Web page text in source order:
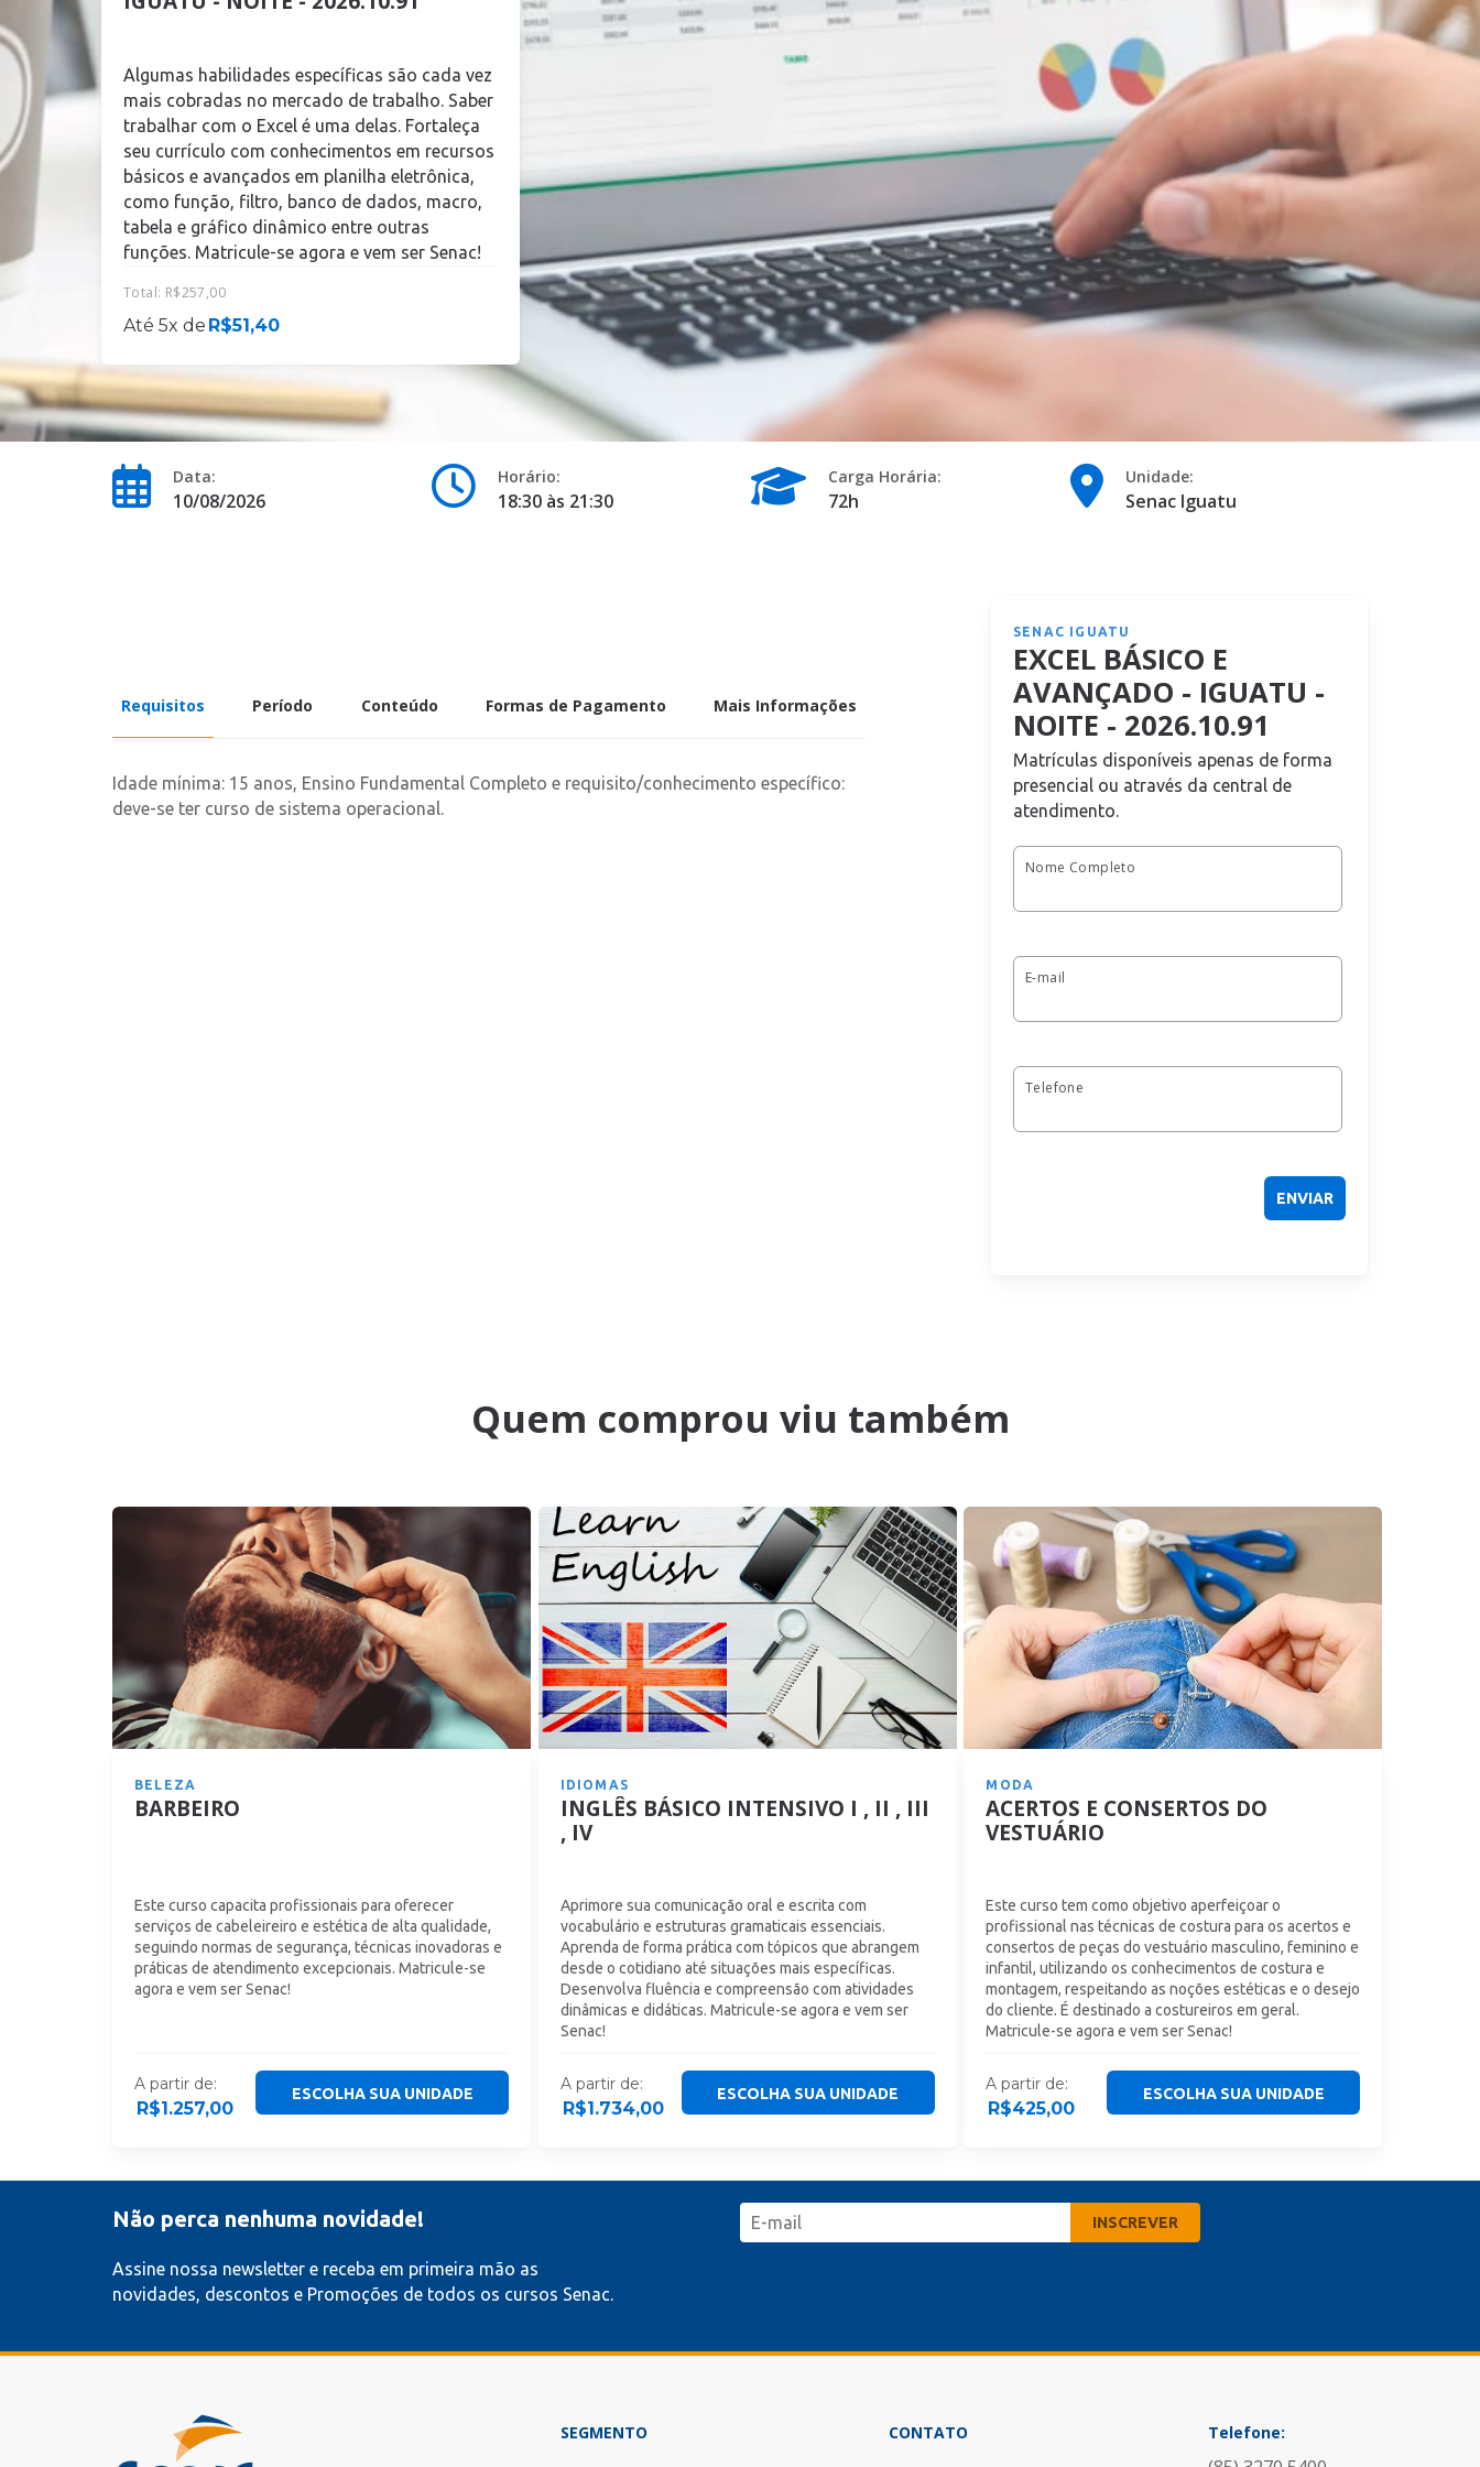
Algumas habilidades específicas são cada vez
mais cobradas no mercado de trabalho. Saber
trabalhar com o Excel é uma delas. Fortaleça
seu currículo com conhecimentos em recursos
básicos e avançados em planilha eletrônica,
como função, filtro, banco de dados, macro,
tabela e gráfico dinâmico entre outras
funções. Matricule-se agora e vem ser Senac!
Total: R$257,00
Até 5x de R$51,40
Data:
10/08/2026
Horário:
18:30 às 21:30
Carga Horária:
72h
Unidade:
Senac Iguatu
Requisitos Período Conteúdo Formas de Pagamento Mais Informações
Idade mínima: 15 anos, Ensino Fundamental Completo e requisito/conhecimento específico:
deve-se ter curso de sistema operacional.
SENAC IGUATU
EXCEL BÁSICO E
AVANÇADO - IGUATU -
NOITE - 2026.10.91
Matrículas disponíveis apenas de forma
presencial ou através da central de
atendimento.
Nome Completo
E-mail
Telefone
Quem comprou viu também
BELEZA
BARBEIRO
Este curso capacita profissionais para oferecer
serviços de cabeleireiro e estética de alta qualidade,
seguindo normas de segurança, técnicas inovadoras e
práticas de atendimento excepcionais. Matricule-se
agora e vem ser Senac!
A partir de:
R$1.257,00
ESCOLHA SUA UNIDADE
IDIOMAS
INGLÊS BÁSICO INTENSIVO I , II , III
, IV
Aprimore sua comunicação oral e escrita com
vocabulário e estruturas gramaticais essenciais.
Aprenda de forma prática com tópicos que abrangem
desde o cotidiano até situações mais específicas.
Desenvolva fluência e compreensão com atividades
dinâmicas e didáticas. Matricule-se agora e vem ser
Senac!
A partir de:
R$1.734,00
ESCOLHA SUA UNIDADE
MODA
ACERTOS E CONSERTOS DO
VESTUÁRIO
Este curso tem como objetivo aperfeiçoar o
profissional nas técnicas de costura para os acertos e
consertos de peças do vestuário masculino, feminino e
infantil, utilizando os conhecimentos de costura e
montagem, respeitando as noções estéticas e o desejo
do cliente. É destinado a costureiros em geral.
Matricule-se agora e vem ser Senac!
A partir de:
R$425,00
ESCOLHA SUA UNIDADE
Não perca nenhuma novidade!
Assine nossa newsletter e receba em primeira mão as
novidades, descontos e Promoções de todos os cursos Senac.
SEGMENTO CONTATO Telefone: